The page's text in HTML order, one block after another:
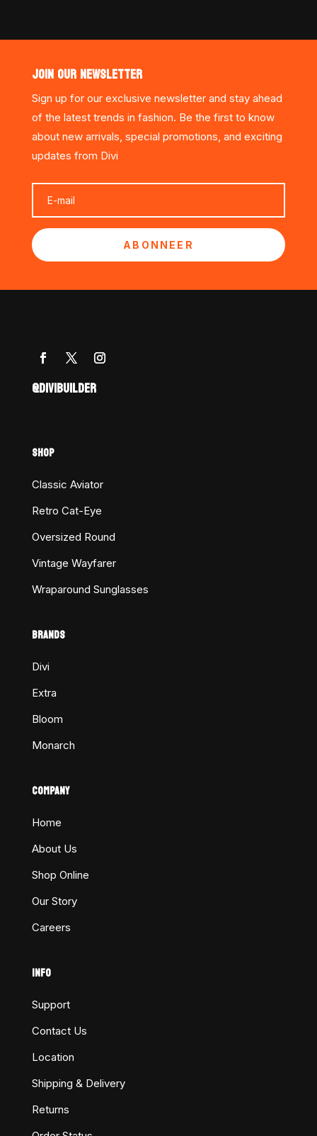
JOIN OUR NEWSLETTER
Sign up for our exclusive newsletter and stay ahead
of the latest trends in fashion. Be the first to know
about new arrivals, special promotions, and exciting
updates from Divi
ABONNEER
@DIVIBUILDER
SHOP
Classic Aviator
Retro Cat-Eye
Oversized Round
Vintage Wayfarer
Wraparound Sunglasses
BRANDS
Divi
Extra
Bloom
Monarch
COMPANY
Home
About Us
Shop Online
Our Story
Careers
INFO
Support
Contact Us
Location
Shipping & Delivery
Returns